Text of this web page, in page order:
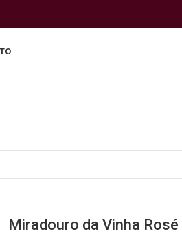
Miradouro da Vinha Rosé